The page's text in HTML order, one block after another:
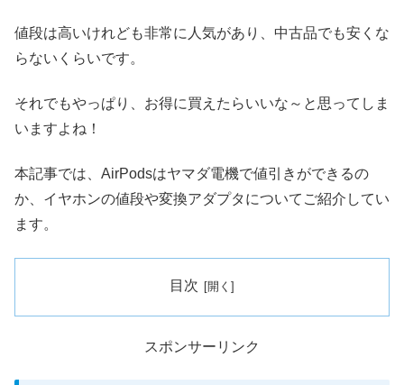
値段は高いけれども非常に人気があり、中古品でも安くな
らないくらいです。
それでもやっぱり、お得に買えたらいいな～と思ってしま
いますよね！
本記事では、AirPodsはヤマダ電機で値引きができるの
か、イヤホンの値段や変換アダプタについてご紹介してい
ます。
目次
スポンサーリンク